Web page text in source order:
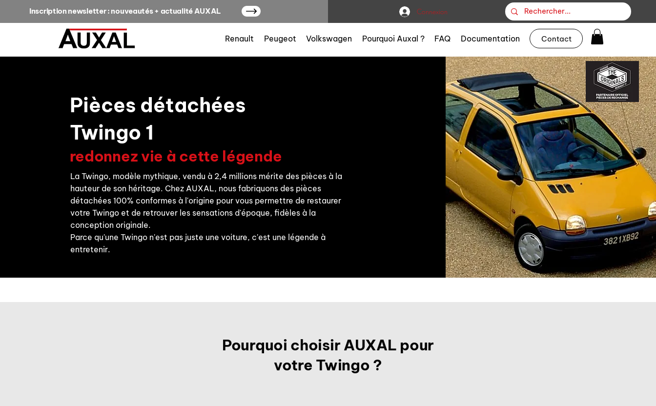
Inscription newsletter : nouveautés + actualité AUXAL Connexion
Renault Peugeot Volkswagen Pourquoi Auxal ? FAQ Documentation Contact
Pièces détachées
Twingo 1
redonnez vie à cette légende
La Twingo, modèle mythique, vendu à 2,4 millions mérite des pièces à la
hauteur de son héritage. Chez AUXAL, nous fabriquons des pièces
détachées 100% conformes à l'origine pour vous permettre de restaurer
votre Twingo et de retrouver les sensations d'époque, fidèles à la
conception originale.
Parce qu'une Twingo n'est pas juste une voiture, c'est une légende à
entretenir.
Pourquoi choisir AUXAL pour
votre Twingo ?